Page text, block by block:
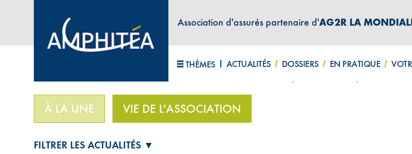
Association d'assurés partenaire d'AG2R LA
THÈMES ACTUALITÉS DOSSIERS EN PRATIQUE
ABONNEZ-VOUS À LA LETTRE D'INFORMATIONS "AMPHITÉA INFOS"
À LA UNE VIE DE L'ASSOCIATION
FILTRER LES ACTUALITÉS ▼